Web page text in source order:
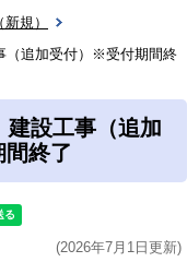
規）
追加受付）※受付期間終
設工事（追加
終了
(2026年7月1日更新)